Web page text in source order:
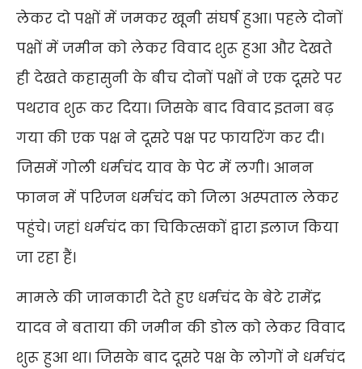
लेकर दो पक्षों में जमकर खूनी संघर्ष हुआ। पहले दोनों
पक्षों में जमीन को लेकर विवाद शुरू हुआ और देखते
ही देखते कहासुनी के बीच दोनों पक्षों ने एक दूसरे पर
पथराव शुरू कर दिया। जिसके बाद विवाद इतना बढ़
गया की एक पक्ष ने दूसरे पक्ष पर फायरिंग कर दी।
जिसमें गोली धर्मचंद याव के पेट में लगी। आनन
फानन में परिजन धर्मचंद को जिला अस्पताल लेकर
पहुंचे। जहां धर्मचंद का चिकित्सकों द्वारा इलाज किया
जा रहा हैं।
मामले की जानकारी देते हुए धर्मचंद के बेटे रामेंद्र
यादव ने बताया की जमीन की डोल को लेकर विवाद
शुरू हुआ था। जिसके बाद दूसरे पक्ष के लोगों ने धर्मचंद